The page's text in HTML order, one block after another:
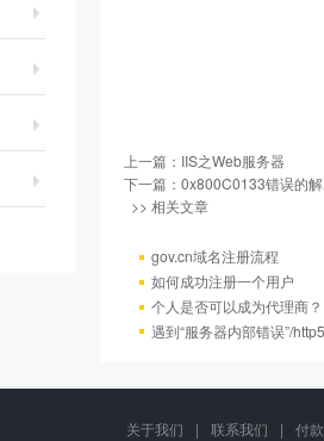
上一篇： IIS之Web服务器
下一篇： 0x800C0133错误的
>> 相关文章
gov.cn域名注册流程
如何成功注册一个用户
个人是否可以成为代理商？
遇到“服务器内部错误”/
关于我们 | 联系我们 |
付